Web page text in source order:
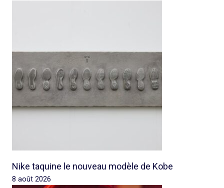
Nike taquine le nouveau modèle de Kobe
8 août 2026